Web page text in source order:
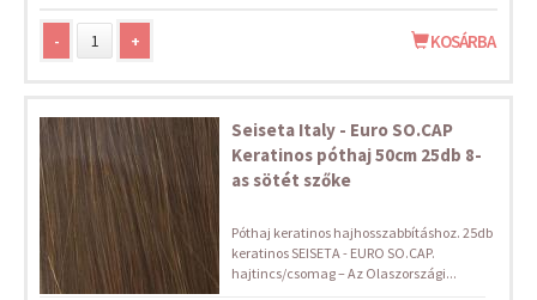
- + KOSÁRBA
Seiseta Italy - Euro SO.CAP
Keratinos póthaj 50cm 25db 8-
as sötét szőke
Póthaj keratinos hajhosszabbításhoz. 25db
keratinos SEISETA - EURO SO.CAP.
hajtincs/csomag – Az Olaszországi...